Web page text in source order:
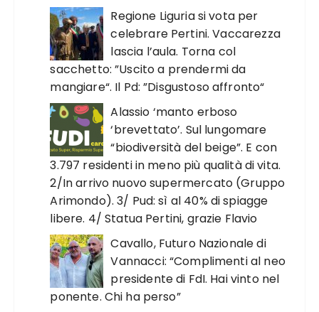
Regione Liguria si vota per
celebrare Pertini. Vaccarezza
lascia l’aula. Torna col
sacchetto: ”Uscito a prendermi da
mangiare“. Il Pd: ”Disgustoso affronto“
Alassio ‘manto erboso
‘brevettato’. Sul lungomare
“biodiversità del beige”. E con
3.797 residenti in meno più qualità di vita.
2/In arrivo nuovo supermercato (Gruppo
Arimondo). 3/ Pud: sì al 40% di spiagge
libere. 4/ Statua Pertini, grazie Flavio
Cavallo, Futuro Nazionale di
Vannacci: “Complimenti al neo
presidente di FdI. Hai vinto nel
ponente. Chi ha perso”